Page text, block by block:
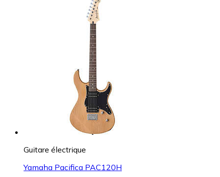
Guitare électrique
Yamaha Pacifica PAC120H